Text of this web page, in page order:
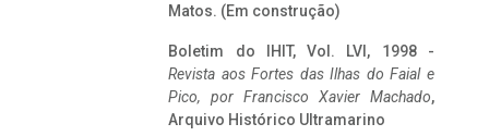
Matos. (Em construção)
Boletim do IHIT, Vol. LVI, 1998 -
Revista aos Fortes das Ilhas do Faial e
Pico, por Francisco Xavier Machado,
Arquivo Histórico Ultramarino